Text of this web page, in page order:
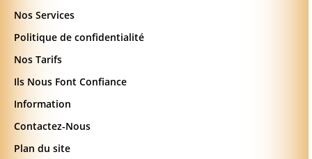
Nos Services
Politique de confidentialité
Nos Tarifs
Ils Nous Font Confiance
Information
Contactez-Nous
Plan du site